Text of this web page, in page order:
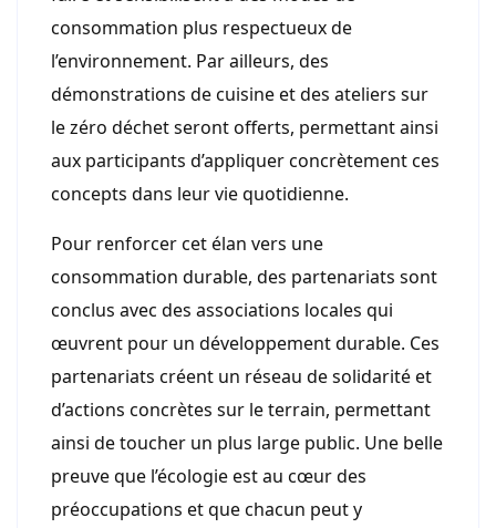
consommation plus respectueux de
l’environnement. Par ailleurs, des
démonstrations de cuisine et des ateliers sur
le zéro déchet seront offerts, permettant ainsi
aux participants d’appliquer concrètement ces
concepts dans leur vie quotidienne.
Pour renforcer cet élan vers une
consommation durable, des partenariats sont
conclus avec des associations locales qui
œuvrent pour un développement durable. Ces
partenariats créent un réseau de solidarité et
d’actions concrètes sur le terrain, permettant
ainsi de toucher un plus large public. Une belle
preuve que l’écologie est au cœur des
préoccupations et que chacun peut y